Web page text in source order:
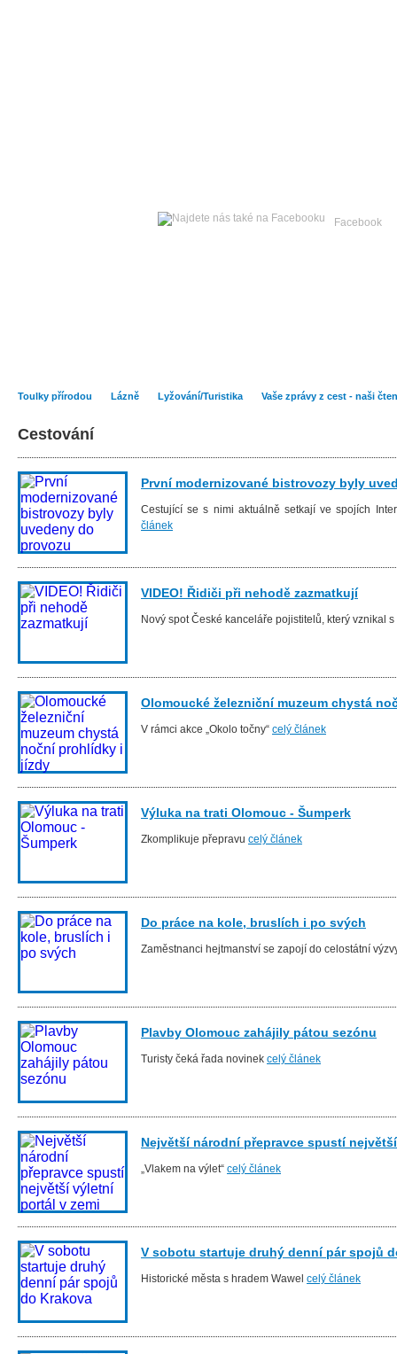
Facebook
Toulky přírodou Lázně Lyžování/Turistika Vaše zprávy z cest - naši
Cestování
První modernizované bistrovozy byly
Cestující se s nimi aktuálně setkají ve spojích
článek
VIDEO! Řidiči při nehodě zazmatkují
Nový spot České kanceláře pojistitelů, který vznikal
Olomoucké železniční muzeum chystá
V rámci akce „Okolo točny“ celý článek
Výluka na trati Olomouc - Šumperk
Zkomplikuje přepravu celý článek
Do práce na kole, bruslích i po svých
Zaměstnanci hejtmanství se zapojí do celostátní
Plavby Olomouc zahájily pátou sezónu
Turisty čeká řada novinek celý článek
Největší národní přepravce spustí
„Vlakem na výlet“ celý článek
V sobotu startuje druhý denní pár spojů
Historické města s hradem Wawel celý článek